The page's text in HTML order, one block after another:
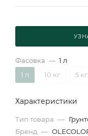
Фасовка — 1 л
1 л
10 кг 5 кг
Характеристики
Тип товара —
Бренд —